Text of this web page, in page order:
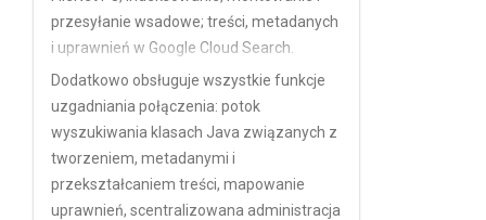
przesyłanie wsadowe; treści, metadanych
i uprawnień w Google Cloud Search.
Content (sieć partnerska), jest
nominowany przy użyciu natywnego
filtrowania SQL FileNet P8. Obsługuje
pełną wersję lub przemierzania
przyrostowego, które są uruchamiane
jako zaplanowane zadania
Dodatkowo obsługuje wszystkie funkcje
uzgadniania połączenia: potok
wyszukiwania klasach Java związanych z
tworzeniem, metadanymi i
przekształcaniem treści, mapowanie
uprawnień, scentralizowana administracja